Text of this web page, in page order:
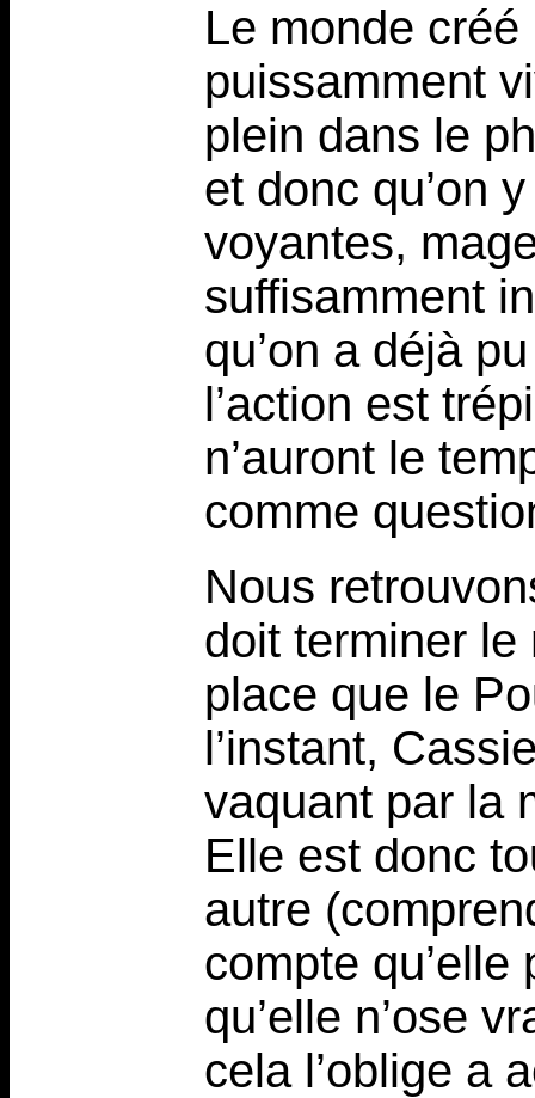
Le monde
puissamment
plein dans le
et donc qu’on
voyantes,
suffisamment
qu’on a déjà
l’action est
n’auront le
comme
Nous
doit terminer
place que le
l’instant,
vaquant par la
Elle est donc
autre
compte
qu’elle n’ose
cela l’oblige a